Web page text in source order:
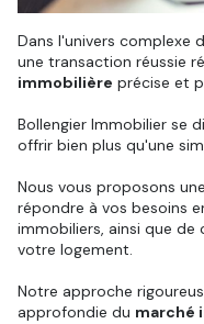
Dans l'univers complexe
une transaction réussie
immobilière précise et
Bollengier Immobilier se
offrir bien plus qu'une
Nous vous proposons
répondre à vos besoins
immobiliers, ainsi que de
votre logement.
Notre approche
approfondie du marché